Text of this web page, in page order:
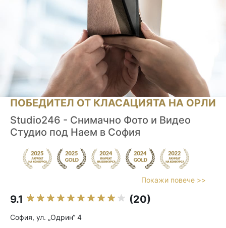
ПОБЕДИТЕЛ ОТ КЛАСАЦИЯТА НА ОРЛИ
Studio246 - Снимачно Фото и Видео
Студио под Наем в София
Покажи повече >>
9.1 (20)
София, ул. „Одрин“ 4